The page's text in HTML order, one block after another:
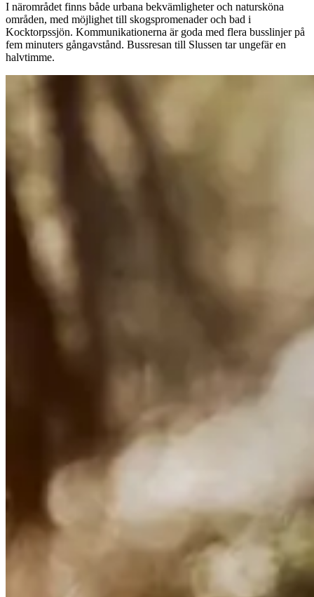
I närområdet finns både urbana bekvämligheter och natursköna
områden, med möjlighet till skogspromenader och bad i
Kocktorpssjön. Kommunikationerna är goda med flera busslinjer på
fem minuters gångavstånd. Bussresan till Slussen tar ungefär en
halvtimme.